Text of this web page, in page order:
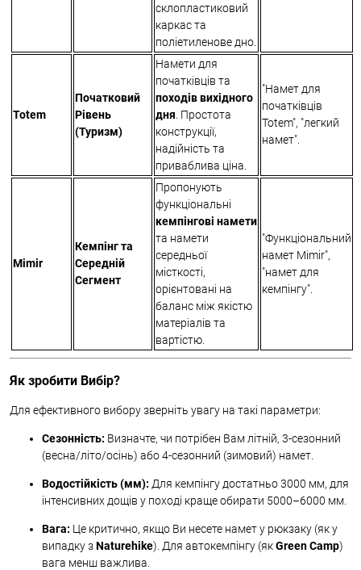
склопластиковий
каркас та
поліетиленове дно.
Totem
Початковий
Рівень
(Туризм)
Намети для
початківців та
походів вихідного
дня . Простота
конструкції,
надійність та
приваблива ціна.
"Намет для
початківців
Totem", "легкий
намет".
Mimir
Кемпінг та
Середній
Сегмент
Пропонують
функціональні
кемпінгові намети
та намети
середньої
місткості,
орієнтовані на
баланс між якістю
матеріалів та
вартістю.
"Функціональний
намет Mimir",
"намет для
кемпінгу".
Як зробити Вибір?
Для ефективного вибору зверніть увагу на такі параметри:
Сезонність: Визначте, чи потрібен Вам літній, 3-сезонний
(весна/літо/осінь) або 4-сезонний (зимовий) намет.
Водостійкість (мм): Для кемпінгу достатньо 3000 мм, для
інтенсивних дощів у поході краще обирати 5000–6000 мм.
Вага: Це критично, якщо Ви несете намет у рюкзаку (як у
випадку зNaturehike). Для автокемпінгу (якGreen Camp)
вага менш важлива.